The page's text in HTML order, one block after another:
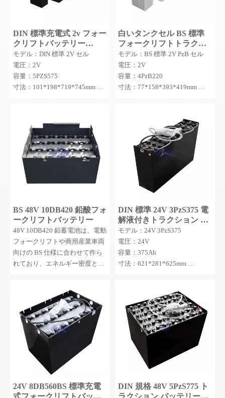
DIN 標準充電式 2v フォー
クリフトバッテリー
5PZS575 トラクション鉛
酸単セル PZS
モデル：DIN 標準 2V セル
電圧：2V
容量：5PZS575
寸法：101*198*719*745mm
白いタンクセル BS 標準
フォークリフトトラクシ
ョン 2V PzB バッテリー
セル
モデル：BS 標準 2V PzB セル
電圧：2V
容量：4PzB220
寸法：77*158*393*419mm
BS 48V 10DB420 鉛酸フォ
ークリフトバッテリー
48V 10DB420 鉛蓄電池は、電動
フォークリフトや商用産業車両
向けの BS 仕様に合わせて作ら
れており、エネルギー密度とデ
CO2 排出量が削減され、長期の
倉庫移動用途に信頼性が高くコ
スト効率の高い電力を提供しま
す。
DIN 標準 24V 3PzS375 電
解液付きトラクション バ
ッテリー
モデル：24V 3PzS375
電圧：24V
容量：375Ah
寸法：621*281*625mm
24V 8DB560BS 標準充電
式フォークリフトバッテ
DIN 規格 48V 5PzS775 ト
ラクション バッテリー